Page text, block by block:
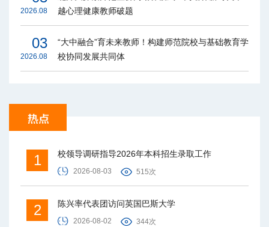
2026.08
越心理健康教师破题
03
2026.08
“大中融合”育未来教师！构建师范院校与基础教育学
校协同发展共同体
1 校领导调研指导2026年本科招生录取工作
2026-08-03 515次
2 陈兴率代表团访问英国巴斯大学
2026-08-02 344次